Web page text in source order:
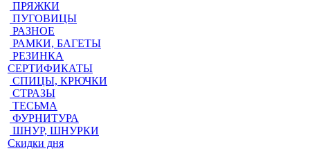
ПРЯЖКИ
ПУГОВИЦЫ
РАЗНОЕ
РАМКИ, БАГЕТЫ
РЕЗИНКА
СЕРТИФИКАТЫ
СПИЦЫ, КРЮЧКИ
СТРАЗЫ
ТЕСЬМА
ФУРНИТУРА
ШНУР, ШНУРКИ
Скидки дня